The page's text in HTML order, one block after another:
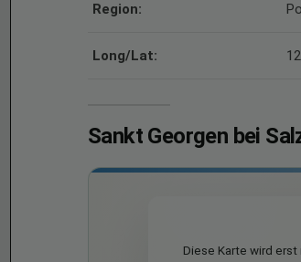
Region:
Long/Lat:
Sankt Georgen bei
Diese Karte wird